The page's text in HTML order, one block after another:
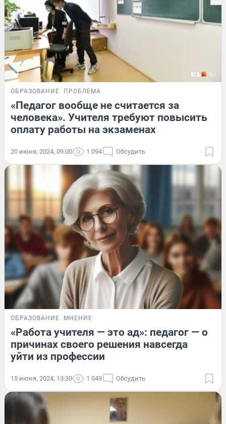
ОБРАЗОВАНИЕ ПРОБЛЕМА
«Педагог вообще не считается за
человека». Учителя требуют повысить
оплату работы на экзаменах
20 июня, 2024, 09:00 1 094 Обсудить
ОБРАЗОВАНИЕ МНЕНИЕ
«Работа учителя — это ад»: педагог — о
причинах своего решения навсегда
уйти из профессии
15 июня, 2024, 13:30 1 049 Обсудить